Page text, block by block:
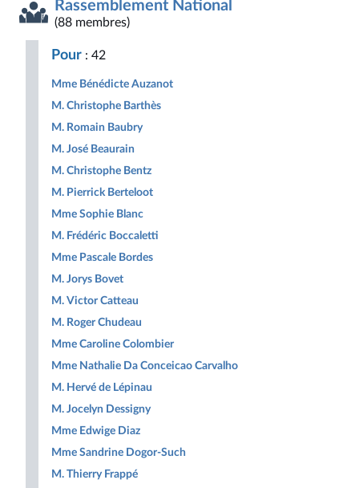
Rassemblement National
(88 membres)
Pour : 42
Mme Bénédicte Auzanot
M. Christophe Barthès
M. Romain Baubry
M. José Beaurain
M. Christophe Bentz
M. Pierrick Berteloot
Mme Sophie Blanc
M. Frédéric Boccaletti
Mme Pascale Bordes
M. Jorys Bovet
M. Victor Catteau
M. Roger Chudeau
Mme Caroline Colombier
Mme Nathalie Da Conceicao Carvalho
M. Hervé de Lépinau
M. Jocelyn Dessigny
Mme Edwige Diaz
Mme Sandrine Dogor-Such
M. Thierry Frappé